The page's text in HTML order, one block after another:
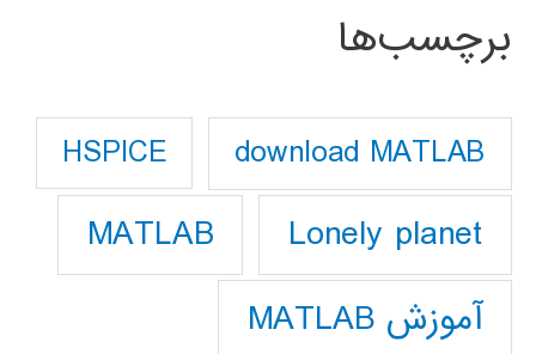
برچسب‌ها
download MATLAB
HSPICE
Lonely planet
MATLAB
آموزش MATLAB